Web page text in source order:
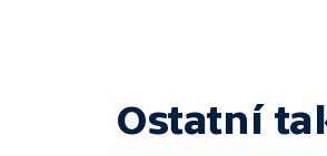
Ostatní